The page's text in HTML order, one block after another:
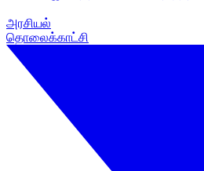
அரசியல்
தொலைக்காட்சி